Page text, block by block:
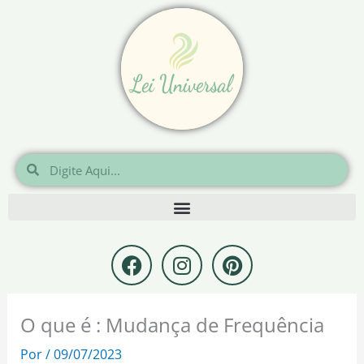
Pesquisar
Pesquisar
F
a
c
e
b
I
n
s
t
a
P
i
n
t
e
O que é : Mudança de Frequência
Por/09/07/2023